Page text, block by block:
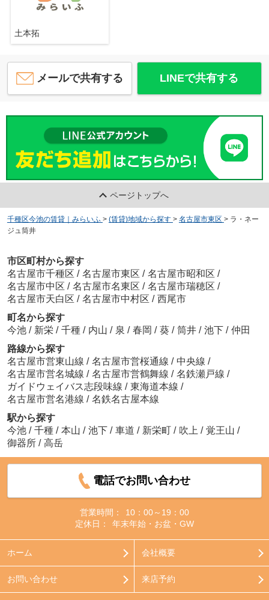
土本拓
メールで共有する LINEで共有する
ページトップへ
千種区今池の賃貸｜みらいふ > (賃貸)地域から探す > 名古屋市東区 > ラ・ネー
ジュ筒井
市区町村から探す
名古屋市千種区 / 名古屋市東区 / 名古屋市昭和区 /
名古屋市中区 / 名古屋市名東区 / 名古屋市瑞穂区 /
名古屋市天白区 / 名古屋市中村区 / 西尾市
町名から探す
今池 / 新栄 / 千種 / 内山 / 泉 / 春岡 / 葵 / 筒井 / 池下 / 仲田
路線から探す
名古屋市営東山線 / 名古屋市営桜通線 / 中央線 /
名古屋市営名城線 / 名古屋市営鶴舞線 / 名鉄瀬戸線 /
ガイドウェイバス志段味線 / 東海道本線 /
名古屋市営名港線 / 名鉄名古屋本線
駅から探す
今池 / 千種 / 本山 / 池下 / 車道 / 新栄町 / 吹上 / 覚王山 /
御器所 / 高岳
電話でお問い合わせ
営業時間：
10：00～19：00
定休日：
年末年始・お盆・GW
ホーム 会社概要
お問い合わせ 来店予約